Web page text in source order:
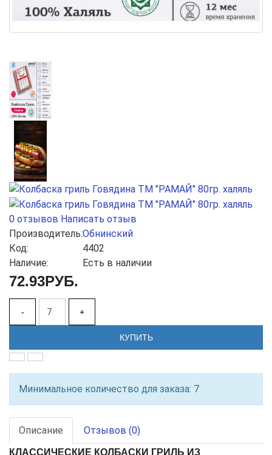
0 отзывов Написать отзыв
Производитель:Обнинский
Код:
4402
Наличие:
Есть в наличии
72.93РУБ.
- +
КУПИТЬ
Минимальное количество для заказа: 7
Описание Отзывов (0)
КЛАССИЧЕСКИЕ КОЛБАСКИ ГРИЛЬ ИЗ